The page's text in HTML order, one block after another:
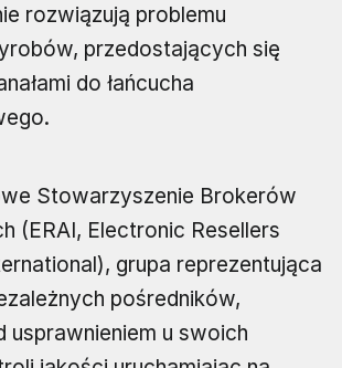
rozwiązują problemu
przedostających się
do łańcucha
Stowarzyszenie Brokerów
(ERAI, Electronic Resellers
grupa reprezentująca
pośredników,
usprawnieniem u swoich